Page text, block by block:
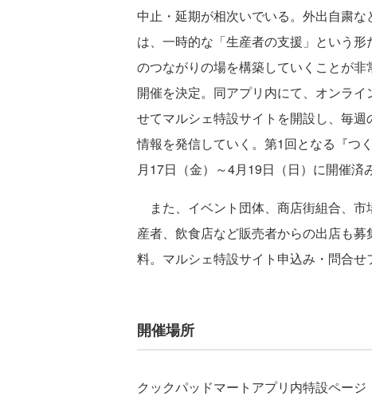
中止・延期が相次いでいる。外出自粛
は、一時的な「生産者の支援」という
のつながりの場を構築していくことが
開催を決定。同アプリ内にて、オンラ
せてマルシェ特設サイトを開設し、毎
情報を発信していく。第1回となる『つ
⽉17⽇（⾦）～4⽉19⽇（⽇）に開催済み
また、イベント団体、商店街組合、
産者、飲食店など販売者からの出店も
料。マルシェ特設サイト申込み・問合せ
開催場所
クックパッドマートアプリ内特設ページ